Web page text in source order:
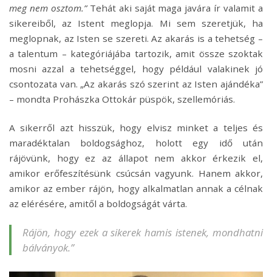
meg nem osztom.”Tehát aki saját maga javára ír valamit a
sikereiből, az Istent meglopja. Mi sem szeretjük, ha
meglopnak, az Isten se szereti. Az akarás is a tehetség –
a talentum – kategóriájába tartozik, amit össze szoktak
mosni azzal a tehetséggel, hogy például valakinek jó
csontozata van. „Az akarás szó szerint az Isten ajándéka”
– mondta Prohászka Ottokár püspök, szellemóriás.
A sikerről azt hisszük, hogy elvisz minket a teljes és
maradéktalan boldogsághoz, holott egy idő után
rájövünk, hogy ez az állapot nem akkor érkezik el,
amikor erőfeszítésünk csúcsán vagyunk. Hanem akkor,
amikor az ember rájön, hogy alkalmatlan annak a célnak
az elérésére, amitől a boldogságát várta.
Rájön, hogy ezek a sikerek hamis istenek, mondhatni
bálványok.”